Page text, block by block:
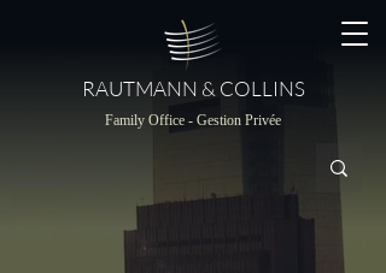
RAUTMANN & COLLINS
Family Office - Gestion Privée